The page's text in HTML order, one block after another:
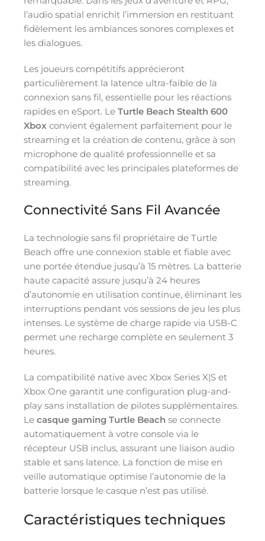
l’audio spatial enrichit l’immersion en restituant
fidèlement les ambiances sonores complexes et
les dialogues.
Les joueurs compétitifs apprécieront
particulièrement la latence ultra-faible de la
connexion sans fil, essentielle pour les réactions
rapides en eSport. Le Turtle Beach Stealth 600
Xbox convient également parfaitement pour le
streaming et la création de contenu, grâce à son
microphone de qualité professionnelle et sa
compatibilité avec les principales plateformes de
streaming.
Connectivité Sans Fil Avancée
La technologie sans fil propriétaire de Turtle
Beach offre une connexion stable et fiable avec
une portée étendue jusqu’à 15 mètres. La batterie
haute capacité assure jusqu’à 24 heures
d’autonomie en utilisation continue, éliminant les
interruptions pendant vos sessions de jeu les plus
intenses. Le système de charge rapide via USB-C
permet une recharge complète en seulement 3
heures.
La compatibilité native avec Xbox Series X|S et
Xbox One garantit une configuration plug-and-
play sans installation de pilotes supplémentaires.
Le casque gaming Turtle Beach se connecte
automatiquement à votre console via le
récepteur USB inclus, assurant une liaison audio
stable et sans latence. La fonction de mise en
veille automatique optimise l’autonomie de la
batterie lorsque le casque n’est pas utilisé.
Caractéristiques techniques